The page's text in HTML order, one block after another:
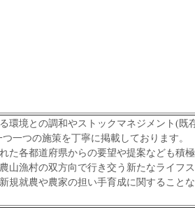
境との調和やストックマネジメント(既
一つの施策を丁寧に掲載しております。
た各都道府県からの要望や提案なども積
山漁村の双方向で行き交う新たなライフ
規就農や農家の担い手育成に関すること